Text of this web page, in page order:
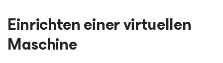
Einrichten einer virtuellen
Maschine